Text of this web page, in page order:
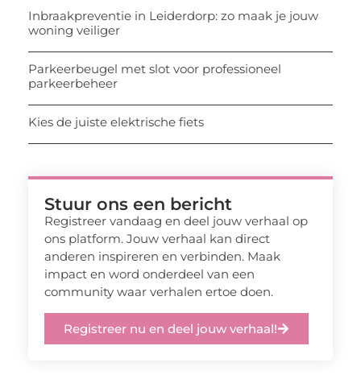
Inbraakpreventie in Leiderdorp: zo maak je jouw
woning veiliger
Parkeerbeugel met slot voor professioneel
parkeerbeheer
Kies de juiste elektrische fiets
Stuur ons een bericht
Registreer vandaag en deel jouw verhaal op
ons platform. Jouw verhaal kan direct
anderen inspireren en verbinden. Maak
impact en word onderdeel van een
community waar verhalen ertoe doen.
Registreer nu en deel jouw verhaal!